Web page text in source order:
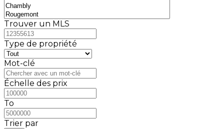
Trouver un MLS
Type de propriété
Mot-clé
Échelle des prix
To
Trier par